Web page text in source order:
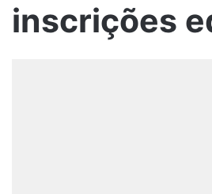
inscrições